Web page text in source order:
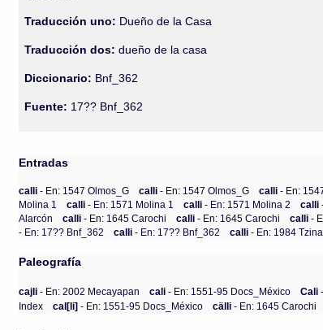
Traducción uno: Dueño de la Casa
Traducción dos: dueño de la casa
Diccionario: Bnf_362
Fuente: 17?? Bnf_362
Entradas
calli- En: 1547 Olmos_G calli- En: 1547 Olmos_G calli- En:
Molina 1
calli- En: 1571 Molina 1 calli- En: 1571 Molina 2 calli
Alarcón
calli- En: 1645 Carochi calli- En: 1645 Carochi calli-
- En: 17?? Bnf_362
calli- En: 17?? Bnf_362 calli- En: 1984
Paleografía
cajli - En: 2002 Mecayapan cali - En: 1551-95 Docs_México Cali
Index
cal[li] - En: 1551-95 Docs_México cälli - En: 1645 Carochi